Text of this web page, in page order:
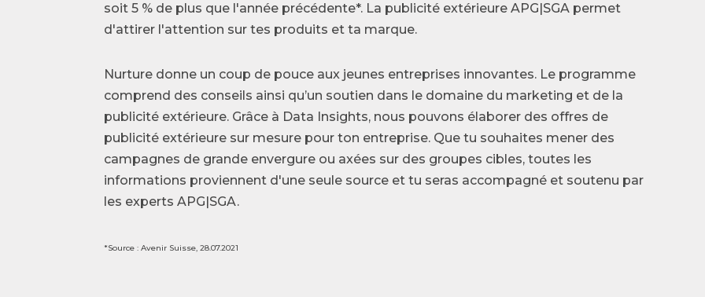
soit 5 % de plus que l'année précédente*. La publicité extérieure APG|SGA permet
d'attirer l'attention sur tes produits et ta marque.
Nurture donne un coup de pouce aux jeunes entreprises innovantes. Le programme
comprend des conseils ainsi qu’un soutien dans le domaine du marketing et de la
publicité extérieure. Grâce à Data Insights, nous pouvons élaborer des offres de
publicité extérieure sur mesure pour ton entreprise. Que tu souhaites mener des
campagnes de grande envergure ou axées sur des groupes cibles, toutes les
informations proviennent d'une seule source et tu seras accompagné et soutenu par
les experts APG|SGA.
*Source : Avenir Suisse, 28.07.2021